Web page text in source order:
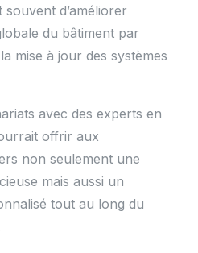
d’améliorer
du bâtiment par
mise à jour des systèmes
avec des experts en
offrir aux
non seulement une
mais aussi un
tout au long du